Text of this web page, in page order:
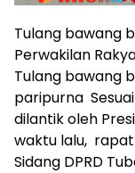
Tulang bawang
Perwakilan
Tulang bawang
paripurna
dilantik oleh
waktu lalu, rapat
Sidang DPRD